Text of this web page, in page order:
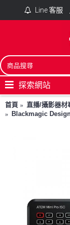
Line 客服
探索網站
首頁
直播/攝影器材
Blackmagic